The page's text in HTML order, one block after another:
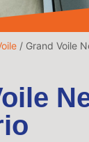
/ Grand Voile